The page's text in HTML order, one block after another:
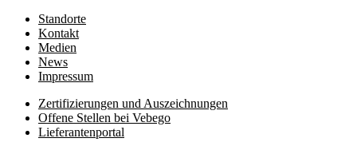
Standorte
Kontakt
Medien
News
Impressum
Zertifizierungen und Auszeichnungen
Offene Stellen bei Vebego
Lieferantenportal